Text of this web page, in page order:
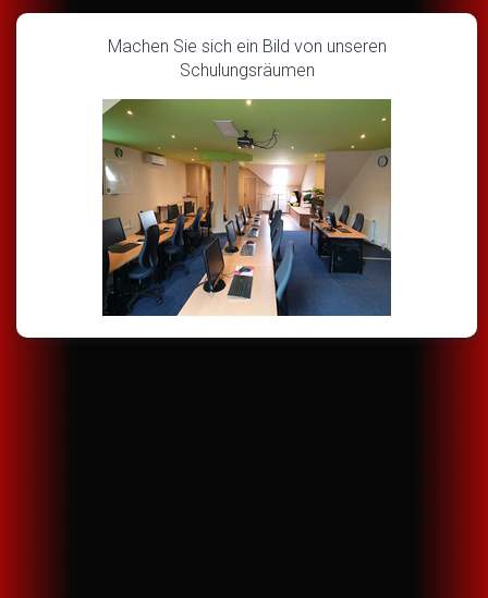
Machen Sie sich ein Bild von unseren
Schulungsräumen